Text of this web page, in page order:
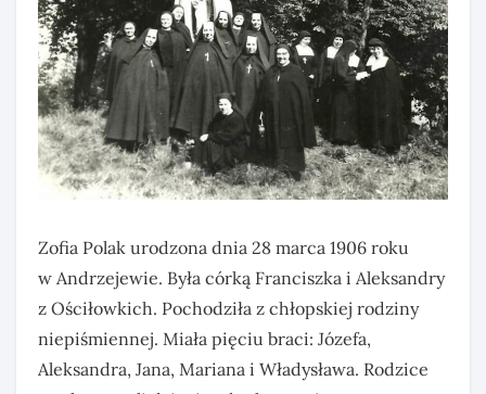
Zofia Polak urodzona dnia 28 marca 1906 roku
w Andrzejewie. Była córką Franciszka i Aleksandry
z Ościłowkich. Pochodziła z chłopskiej rodziny
niepiśmiennej. Miała pięciu braci: Józefa,
Aleksandra, Jana, Mariana i Władysława. Rodzice